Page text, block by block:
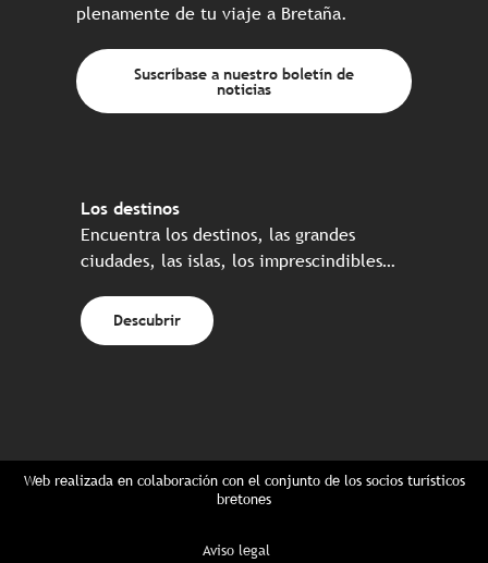
plenamente de tu viaje a Bretaña.
Suscríbase a nuestro boletín de
noticias
Los destinos
Encuentra los destinos, las grandes
ciudades, las islas, los imprescindibles…
Descubrir
Web realizada en colaboración con el conjunto de los socios turísticos
bretones
Aviso legal